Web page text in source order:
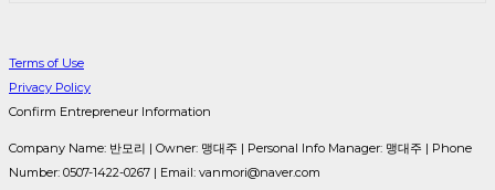
Terms of Use
Privacy Policy
Confirm Entrepreneur Information
Company Name: 반모리 | Owner: 맹대주 | Personal Info Manager: 맹대주 | Phone
Number: 0507-1422-0267 | Email: vanmori@naver.com